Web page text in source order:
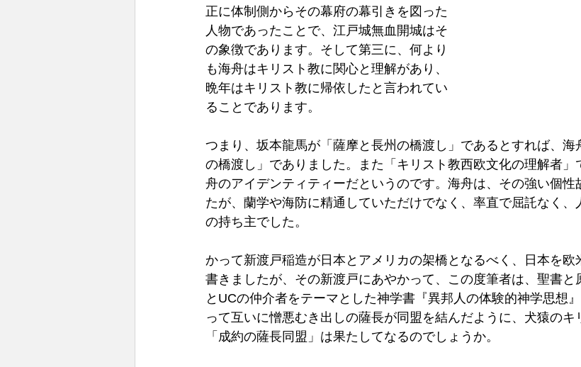
正に体制側からその幕府の幕引きを図った
人物であったことで、江戸城無血開城はそ
の象徴であります。そして第三に、何より
も海舟はキリスト教に関心と理解があり、
晩年はキリスト教に帰依したと言われてい
ることであります。
つまり、坂本龍馬が「薩摩と長州の橋渡し」であるとすれば、
の橋渡し」でありました。また「キリスト教西欧文化の理解者
舟のアイデンティティーだというのです。海舟は、その強い個性
たが、蘭学や海防に精通していただけでなく、率直で屈託なく、
の持ち主でした。
かって新渡戸稲造が日本とアメリカの架橋となるべく、日本を欧
書きましたが、その新渡戸にあやかって、この度筆者は、聖書と
とUCの仲介者をテーマとした神学書『異邦人の体験的神学思想
って互いに憎悪むき出しの薩長が同盟を結んだように、犬猿の
「成約の薩長同盟」は果たしてなるのでしょうか。